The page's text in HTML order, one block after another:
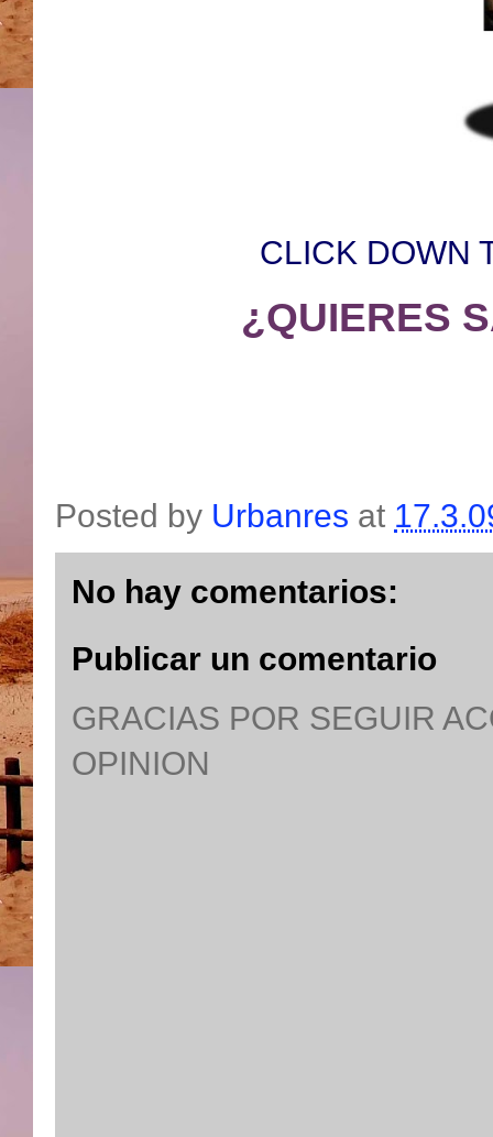
CLICK DOWN
¿QUIERES
Posted by Urbanres at
No hay comentarios:
Publicar un comentario
GRACIAS POR SEGUIR
OPINION